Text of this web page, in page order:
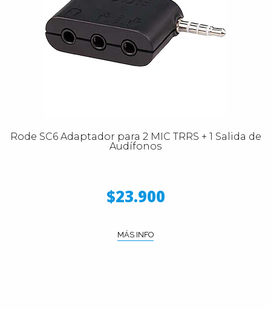
Rode SC6 Adaptador para 2 MIC TRRS + 1 Salida de
Audífonos
$23.900
MÁS INFO